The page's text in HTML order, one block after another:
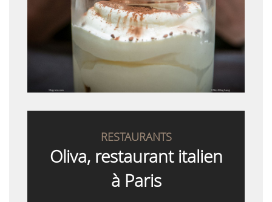
RESTAURANTS
Oliva, restaurant italien
à Paris